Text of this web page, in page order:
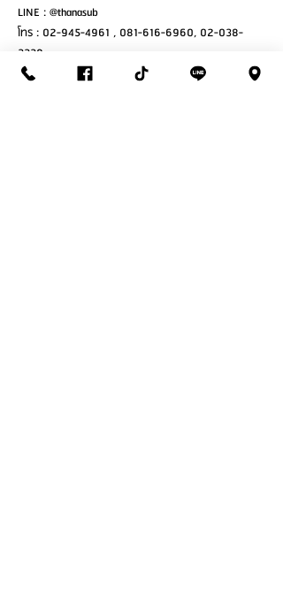
LINE : @thanasub
โทร : 02-945-4961 , 081-616-6960, 02-038-
3339
เวลาทำการ : จันทร์ – เสาร์ ( 7:30 – 17:30 )